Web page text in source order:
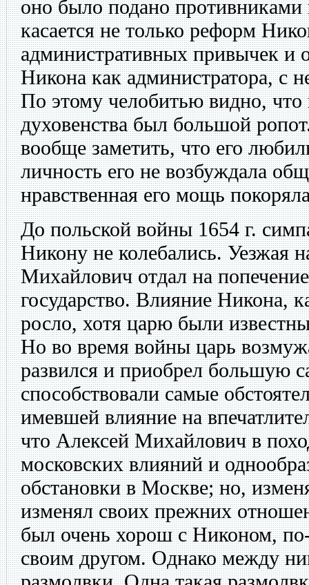
оно было подано противниками
касается не только реформ
административных привычек и
Никона как администратора, с
По этому челобитью видно, что
духовенства был большой
вообще заметить, что его
личность его не возбуждала
нравственная его мощь
До польской войны 1654 г.
Никону не колебались. Уезжая
Михайлович отдал на
государство. Влияние Никона,
росло, хотя царю были
Но во время войны царь
развился и приобрел большую
способствовали самые
имевшей влияние на
что Алексей Михайлович в
московских влияний и
обстановки в Москве; но,
изменял своих прежних
был очень хорош с Никоном,
своим другом. Однако между